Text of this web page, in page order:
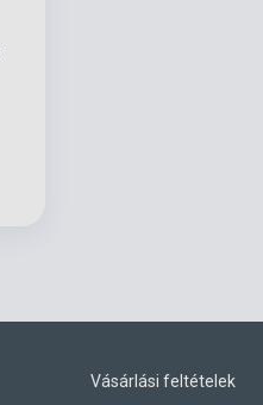
Vásárlási feltételek